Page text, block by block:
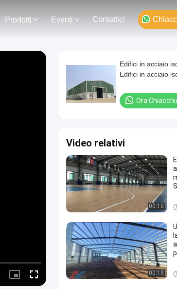
Prodotti Eventi Contattici
Picture- Fullscreen
Edifici in acciaio
Edifici in acciaio
Ora
Video relativi
00:10
00:19